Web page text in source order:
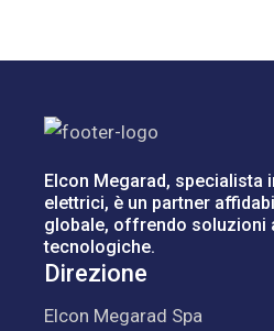
Elcon Megarad, specialista
elettrici, è un partner
globale, offrendo soluzioni
tecnologiche.
Direzione
Elcon Megarad Spa